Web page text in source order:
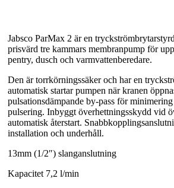
Jabsco ParMax 2 är en
prisvärd tre kammars membranpump för
pentry, dusch och varmvattenberedare.
Den är torrkörningssäker och har en
automatisk startar pumpen när kranen
pulsationsdämpande by-pass för
pulsering. Inbyggt överhettningsskydd vid
automatisk återstart.
installation och underhåll.
13mm (1/2″) slanganslutning
Kapacitet 7,2 l/min